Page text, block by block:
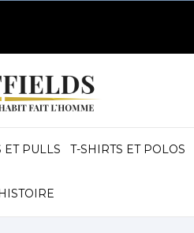
ET PULLS T-SHIRTS ET POLOS